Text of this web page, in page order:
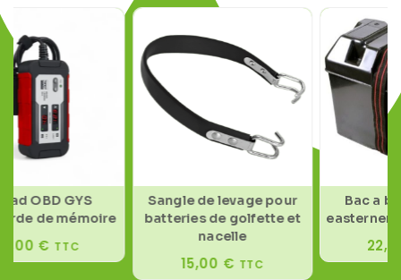
OBD GYS
de mémoire
€ TTC
Sangle de levage pour
batteries de golfette et
nacelle
15,00€ TTC
Bac a
easterner
22,50